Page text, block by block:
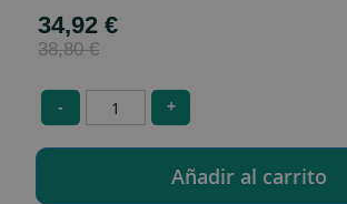
Special
Price
34,92 €
38,80 €
- +